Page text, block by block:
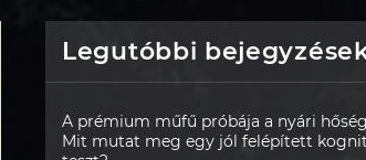
Legutóbbi
A prémium műfű próbája a nyári
Mit mutat meg egy jól felépített